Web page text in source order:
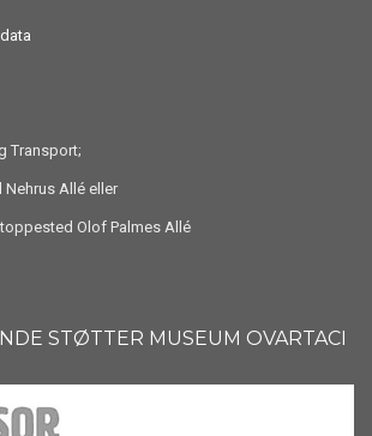
Transport;
Allé eller
Olof Palmes Allé
STØTTER MUSEUM OVARTACI